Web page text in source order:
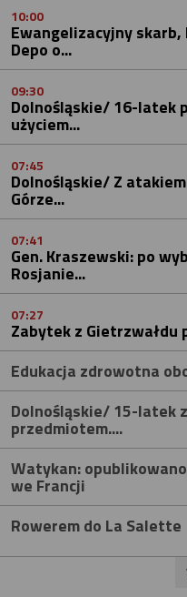
10:00
Ewangelizacyjny
Depo o...
09:30
Dolnośląskie/ 16-latek
użyciem...
07:45
Dolnośląskie/ Z
Górze...
07:41
Gen. Kraszewski: po
Rosjanie...
07:27
Zabytek z Gietrzwałdu
Edukacja zdrowotna
Dolnośląskie/ 15-latek
przedmiotem....
Watykan:
we Francji
Rowerem do La Salette